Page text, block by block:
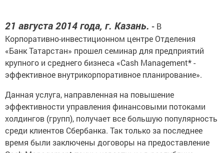
21 августа 2014 года, г. Казань. - В
Корпоративно-инвестиционном центре Отделения
«Банк Татарстан» прошел семинар для предприятий
крупного и среднего бизнеса «Cash Management*-
эффективное внутрикорпоративное планирование».
Данная услуга, направленная на повышение
эффективности управления финансовыми потоками
холдингов (групп), получает все большую популярность
среди клиентов Сбербанка. Так только за последнее
время были заключены договоры на предоставление